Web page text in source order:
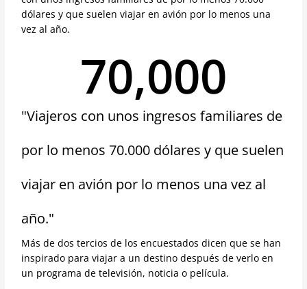
dólares y que suelen viajar en avión por lo menos una
vez al año.
"Viajeros con unos ingresos familiares de
por lo menos 70.000 dólares y que suelen
viajar en avión por lo menos una vez al
año."
70,000
Más de dos tercios de los encuestados dicen que se han
inspirado para viajar a un destino después de verlo en
un programa de televisión, noticia o película.